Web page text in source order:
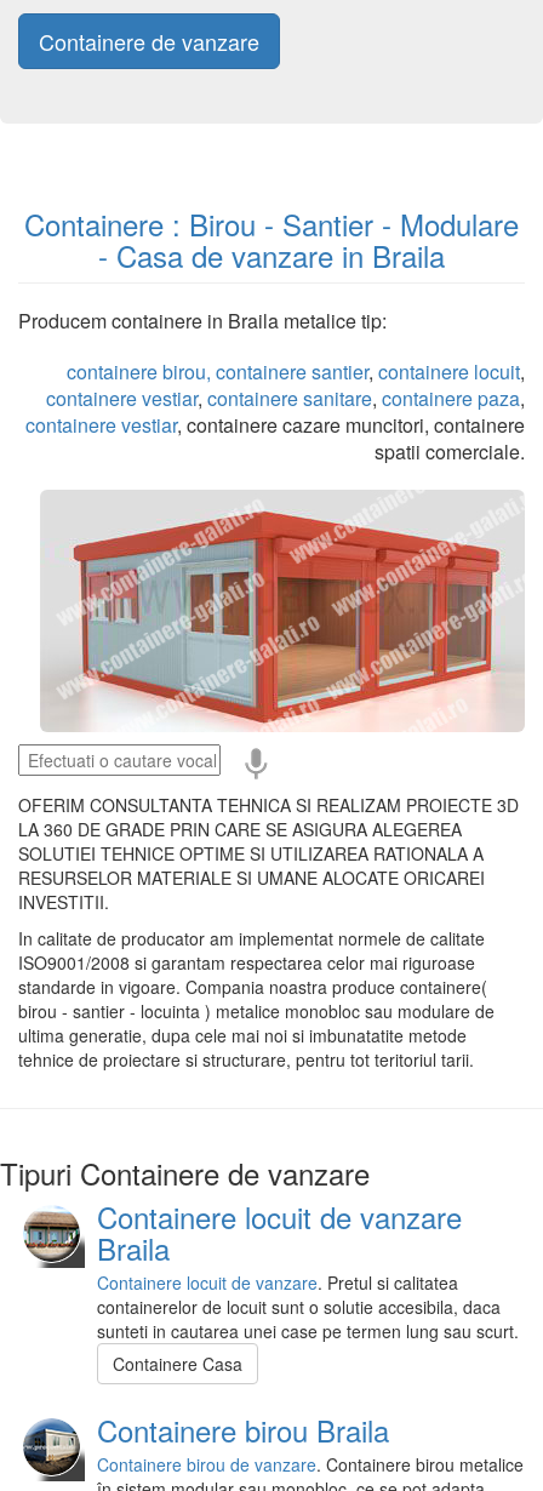
Containere de vanzare
Containere : Birou - Santier - Modulare
- Casa de vanzare in Braila
Producem containere in Braila metalice tip:
containere birou, containere santier, containere locuit,
containere vestiar, containere sanitare, containere paza,
containere vestiar, containere cazare muncitori, containere
spatii comerciale.
OFERIM CONSULTANTA TEHNICA SI REALIZAM PROIECTE 3D
LA 360 DE GRADE PRIN CARE SE ASIGURA ALEGEREA
SOLUTIEI TEHNICE OPTIME SI UTILIZAREA RATIONALA A
RESURSELOR MATERIALE SI UMANE ALOCATE ORICAREI
INVESTITII.
In calitate de producator am implementat normele de calitate
ISO9001/2008 si garantam respectarea celor mai riguroase
standarde in vigoare. Compania noastra produce containere(
birou - santier - locuinta ) metalice monobloc sau modulare de
ultima generatie, dupa cele mai noi si imbunatatite metode
tehnice de proiectare si structurare, pentru tot teritoriul tarii.
Tipuri Containere de vanzare
Containere locuit de vanzare
Braila
Containere locuit de vanzare. Pretul si calitatea
containerelor de locuit sunt o solutie accesibila, daca
sunteti in cautarea unei case pe termen lung sau scurt.
Containere Casa
Containere birou Braila
Containere birou de vanzare. Containere birou metalice